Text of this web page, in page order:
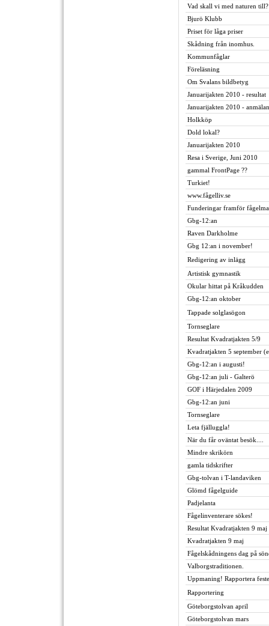
Vad skall vi med naturen till?
Bjurö Klubb
Priset för låga priser
Skådning från inomhus.
Kommunfåglar
Föreläsning
Om Svalans bildbetyg
Januarijakten 2010 - resultat
Januarijakten 2010 - anmälan
Holkköp
Dold lokal?
Januarijakten 2010
Resa i Sverige, Juni 2010
gammal FrontPage ??
Turkiet!
www.fågelliv.se
Funderingar framför
Gbg-12:an
Raven Darkholme
Gbg 12:an i november!
Redigering av inlägg
Artistisk gymnastik
Okular hittat på Kråkudden
Gbg-12:an oktober
Tappade solglasögon
Tornseglare
Resultat Kvadratjakten 5/9
Kvadratjakten 5 september
Gbg-12:an i augusti!
Gbg-12:an juli - Galterö
GOF i Härjedalen 2009
Gbg-12:an juni
Tornseglare
Leta fjälluggla!
När du får oväntat besök....
Mindre skrikörn
gamla tidskrifter
Gbg-tolvan i T-landaviken
Glömd fågelguide
Padjelanta
Fågelinventerare sökes!
Resultat Kvadratjakten 9 maj
Kvadratjakten 9 maj
Fågelskådningens dag på
Valborgstraditionen.
Uppmaning! Rapportera
Rapportering
Göteborgstolvan april
Göteborgstolvan mars